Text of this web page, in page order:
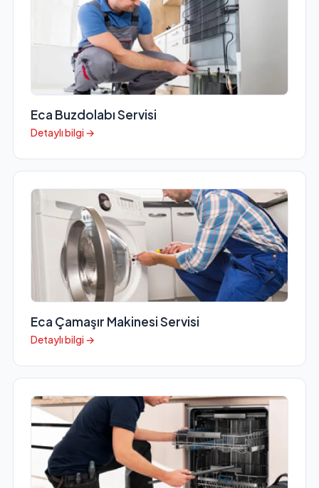
Eca Buzdolabı Servisi
Detaylı bilgi →
Eca Çamaşır Makinesi Servisi
Detaylı bilgi →